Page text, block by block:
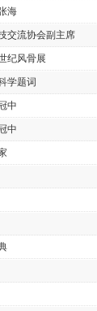
海
交流协会副主席
纪风骨展
学题词
中
中